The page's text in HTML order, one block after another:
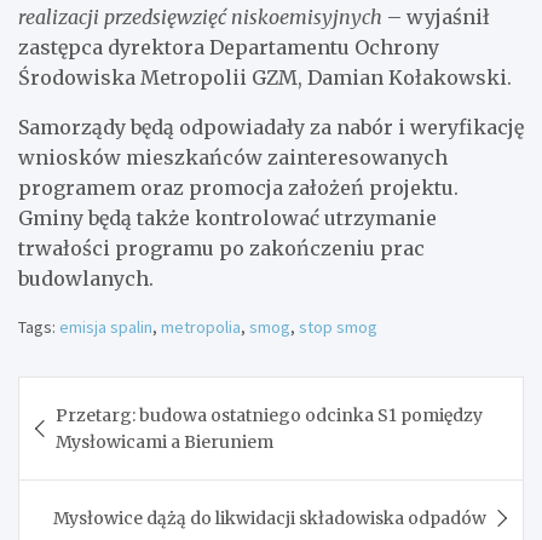
realizacji przedsięwzięć niskoemisyjnych – wyjaśnił
zastępca dyrektora Departamentu Ochrony
Środowiska Metropolii GZM, Damian Kołakowski.
Samorządy będą odpowiadały za nabór i weryfikację
wniosków mieszkańców zainteresowanych
programem oraz promocja założeń projektu.
Gminy będą także kontrolować utrzymanie
trwałości programu po zakończeniu prac
budowlanych.
Tags: emisja spalin, metropolia, smog, stop smog
wpisu
Przetarg: budowa ostatniego odcinka S1 pomiędzy
Mysłowicami a Bieruniem
Mysłowice dążą do likwidacji składowiska odpadów